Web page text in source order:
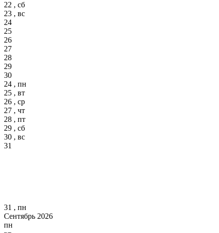
22 , сб
23 , вс
24
25
26
27
28
29
30
24 , пн
25 , вт
26 , ср
27 , чт
28 , пт
29 , сб
30 , вс
31
31 , пн
Сентябрь 2026
пн